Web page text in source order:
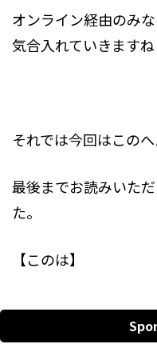
オンライン経由のみ
気合入れていきますね
それでは今回はこのへ
最後までお読みいた
た。
【このは】